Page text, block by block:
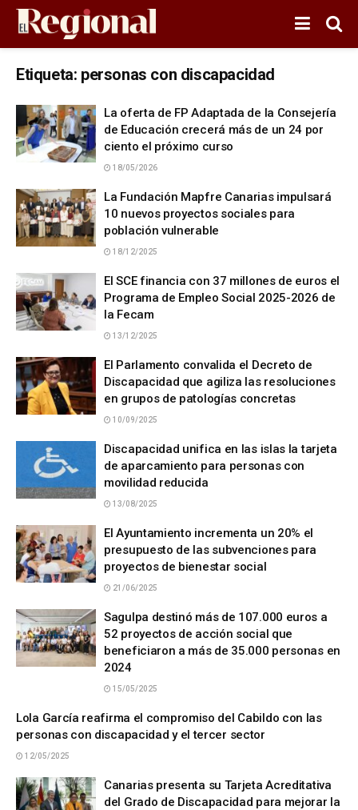
Etiqueta: personas con discapacidad
La oferta de FP Adaptada de la Consejería
de Educación crecerá más de un 24 por
ciento el próximo curso
18/05/2026
La Fundación Mapfre Canarias impulsará
10 nuevos proyectos sociales para
población vulnerable
18/12/2025
El SCE financia con 37 millones de euros el
Programa de Empleo Social 2025-2026 de
la Fecam
13/12/2025
El Parlamento convalida el Decreto de
Discapacidad que agiliza las resoluciones
en grupos de patologías concretas
10/09/2025
Discapacidad unifica en las islas la tarjeta
de aparcamiento para personas con
movilidad reducida
13/08/2025
El Ayuntamiento incrementa un 20% el
presupuesto de las subvenciones para
proyectos de bienestar social
21/06/2025
Sagulpa destinó más de 107.000 euros a
52 proyectos de acción social que
beneficiaron a más de 35.000 personas en
2024
15/05/2025
Lola García reafirma el compromiso del Cabildo con las
personas con discapacidad y el tercer sector
12/05/2025
Canarias presenta su Tarjeta Acreditativa
del Grado de Discapacidad para mejorar la